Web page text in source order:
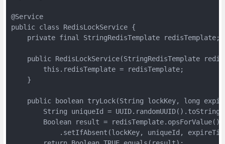
@Service
public class RedisLockService {
    private final StringRedisTemplate redisTemplate;
public RedisLockService(StringRedisTemplate
        this.redisTemplate = redisTemplate;
    }
public boolean tryLock(String lockKey, long
String uniqueId =
        Boolean result = redisTemplate.opsForValue()
.setIfAbsent(lockKey, uniqueId,